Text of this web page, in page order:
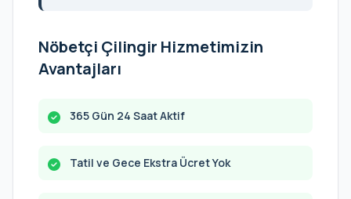
Nöbetçi Çilingir Hizmetimizin
Avantajları
365 Gün 24 Saat Aktif
Tatil ve Gece Ekstra Ücret Yok